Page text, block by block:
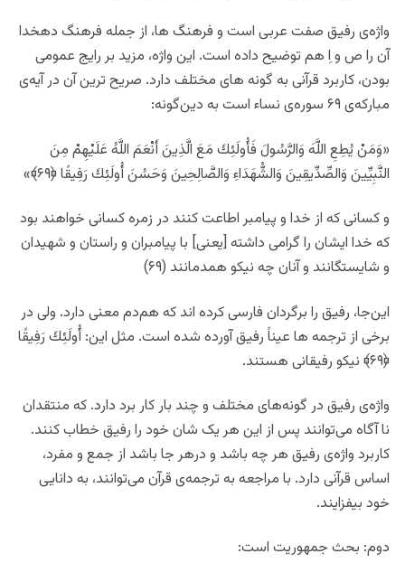
واژه‌ی رفیق صفت عربی است و فرهنگ ها، از جمله فرهنگ دهخدا
آن را ص و اِ هم توضیح داده است. این واژه، مزید بر رایج عمومی
بودن، کاربرد قرآنی به گونه های مختلف دارد. صریح ترین آن در آیه‌ی
مبارکه‌ی ۶۹ سوره‌ی نساء است به دین‌گونه:
«وَمَنْ يُطِعِ اللَّهَ وَالرَّسُولَ فَأُولَئِكَ مَعَ الَّذِينَ أَنْعَمَ اللَّهُ عَلَيْهِمْ مِنَ
النَّبِيِّينَ وَالصِّدِّيقِينَ وَالشُّهَدَاءِ وَالصَّالِحِينَ وَحَسُنَ أُولَئِكَ رَفِيقًا ﴿۶۹﴾»
و كسانى كه از خدا و پيامبر اطاعت كنند در زمره كسانى خواهند بود
كه خدا ايشان را گرامى داشته [يعنى] با پيامبران و راستان و شهيدان
و شايستگانند و آنان چه نيكو همدمانند (۶۹)
این‌جا، رفیق را برگردان فارسی کرده اند که هم‌دم معنی دارد. ولی در
برخی از ترجمه ها عیناً رفیق آورده شده است. مثل این: أُولَئِكَ رَفِيقًا
﴿۶۹﴾ نیکو رفیقانی هستند.
واژه‌ی رفیق در گونه‌های مختلف و چند بار کار برد دارد. که منتقدان
نا آگاه می‌توانند پس از این هر یک شان خود را رفیق خطاب کنند.
کاربرد واژه‌ی رفیق هر چه باشد و درهر جا باشد از جمع و‌ مفرد،
اساس قرآنی دارد. با مراجعه به ترجمه‌ی قرآن می‌‌توانند، به دانایی
خود بیفزایند.
دوم: بحث جمهوریت است: